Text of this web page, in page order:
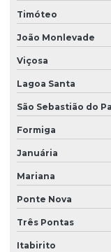
Pontes rolante e
Projetos especiais em
Projetos especiais em
Radio controle para
Reforma de caminho
Reforma de ponte
Reforma de ponte
Reforma de ponte
Reforma de ponte
Timóteo
João Monlevade
Viçosa
Lagoa Santa
São Sebastião do
Formiga
Januária
Mariana
Ponte Nova
Três Pontas
Itabirito